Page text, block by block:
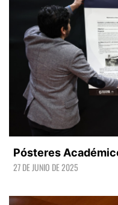
Pósteres
27 DE JUNIO DE 2025